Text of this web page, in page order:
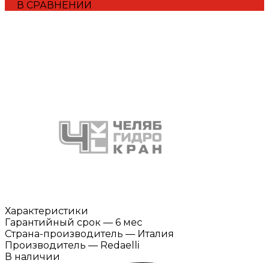
В СРАВНЕНИИ
Характеристики
Гарантийный срок — 6 мес
Страна-производитель — Италия
Производитель — Redaelli
В наличии